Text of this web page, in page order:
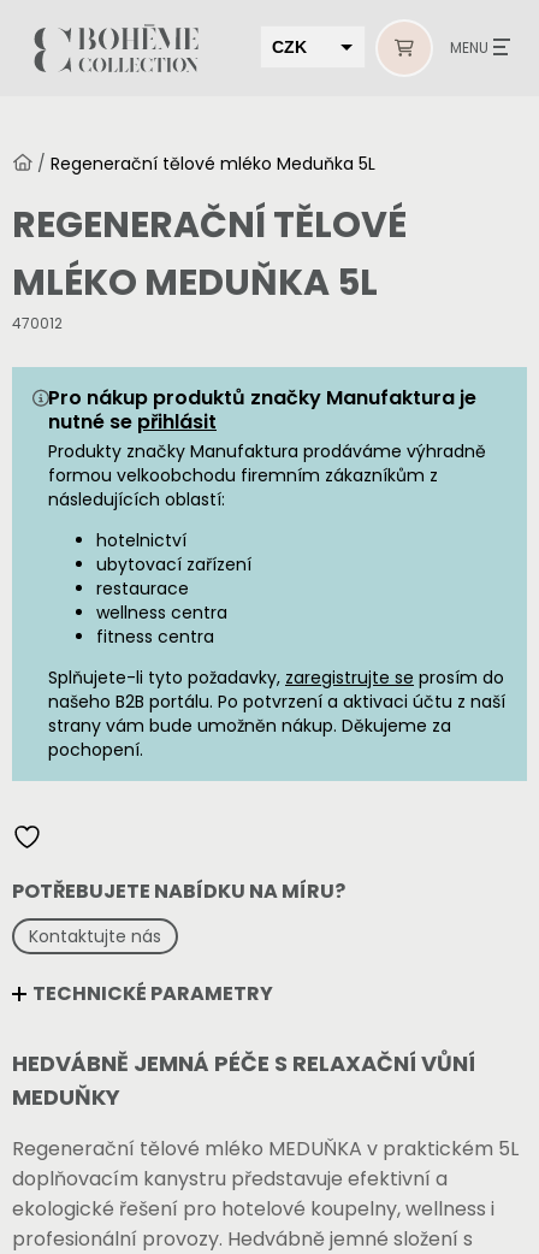
CZK MENU
/ Regenerační tělové mléko Meduňka 5L
REGENERAČNÍ TĚLOVÉ
MLÉKO MEDUŇKA 5L
470012
Pro nákup produktů značky Manufaktura je
nutné se přihlásit
Produkty značky Manufaktura prodáváme výhradně
formou velkoobchodu firemním zákazníkům z
následujících oblastí:
hotelnictví
ubytovací zařízení
restaurace
wellness centra
fitness centra
Splňujete-li tyto požadavky, zaregistrujte se prosím do
našeho B2B portálu. Po potvrzení a aktivaci účtu z naší
strany vám bude umožněn nákup. Děkujeme za
pochopení.
POTŘEBUJETE NABÍDKU NA MÍRU?
Kontaktujte nás
TECHNICKÉ PARAMETRY
HEDVÁBNĚ JEMNÁ PÉČE S RELAXAČNÍ VŮNÍ
MEDUŇKY
Regenerační tělové mléko MEDUŇKA v praktickém 5L
doplňovacím kanystru představuje efektivní a
ekologické řešení pro hotelové koupelny, wellness i
profesionální provozy. Hedvábně jemné složení s